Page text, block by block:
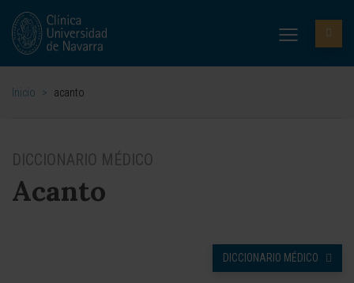
Inicio > acanto
DICCIONARIO MÉDICO
Acanto
DICCIONARIO MÉDICO